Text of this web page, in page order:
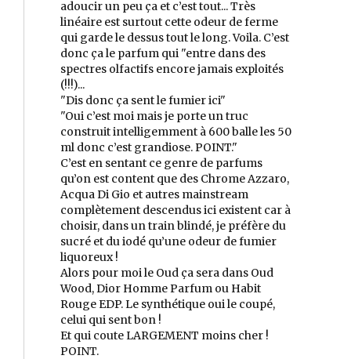
adoucir un peu ça et c’est tout... Très
linéaire est surtout cette odeur de ferme
qui garde le dessus tout le long. Voila. C’est
donc ça le parfum qui "entre dans des
spectres olfactifs encore jamais exploités
(!!!)...
"Dis donc ça sent le fumier ici"
"Oui c’est moi mais je porte un truc
construit intelligemment à 600 balle les 50
ml donc c’est grandiose. POINT."
C’est en sentant ce genre de parfums
qu’on est content que des Chrome Azzaro,
Acqua Di Gio et autres mainstream
complètement descendus ici existent car à
choisir, dans un train blindé, je préfère du
sucré et du iodé qu’une odeur de fumier
liquoreux !
Alors pour moi le Oud ça sera dans Oud
Wood, Dior Homme Parfum ou Habit
Rouge EDP. Le synthétique oui le coupé,
celui qui sent bon !
Et qui coute LARGEMENT moins cher !
POINT.